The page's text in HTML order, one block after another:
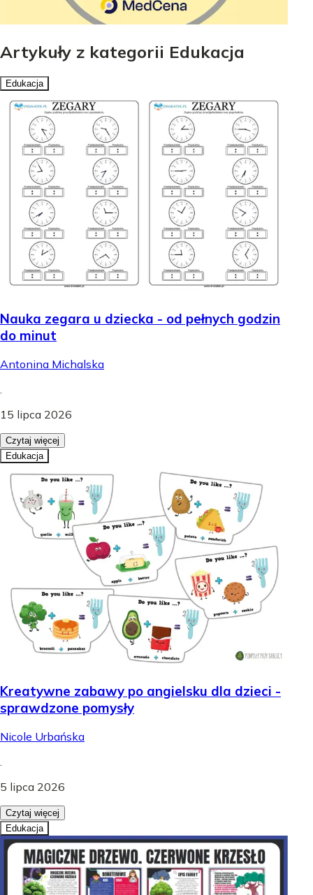
Artykuły z kategorii Edukacja
Edukacja
Nauka zegara u dziecka - od pełnych godzin
do minut
Antonina Michalska
.
15 lipca 2026
Czytaj więcej
Edukacja
Kreatywne zabawy po angielsku dla dzieci -
sprawdzone pomysły
Nicole Urbańska
5 lipca 2026
Czytaj więcej
Edukacja